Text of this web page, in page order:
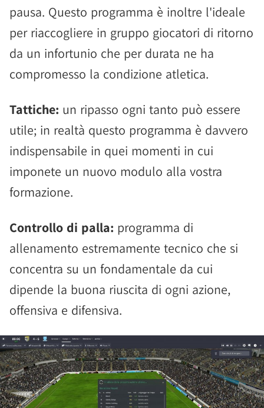
pausa. Questo programma è inoltre l'ideale
per riaccogliere in gruppo giocatori di ritorno
da un infortunio che per durata ne ha
compromesso la condizione atletica.
Tattiche: un ripasso ogni tanto può essere
utile; in realtà questo programma è davvero
indispensabile in quei momenti in cui
imponete un nuovo modulo alla vostra
formazione.
Controllo di palla: programma di
allenamento estremamente tecnico che si
concentra su un fondamentale da cui
dipende la buona riuscita di ogni azione,
offensiva e difensiva.